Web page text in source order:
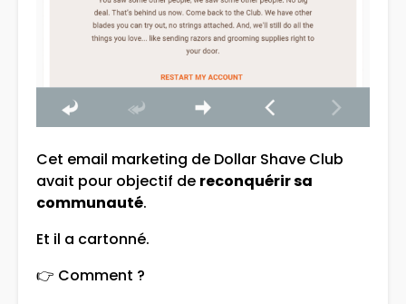
Cet email marketing de Dollar Shave Club
avait pour objectif de reconquérir sa
communauté.
Et il a cartonné.
👉 Comment ?